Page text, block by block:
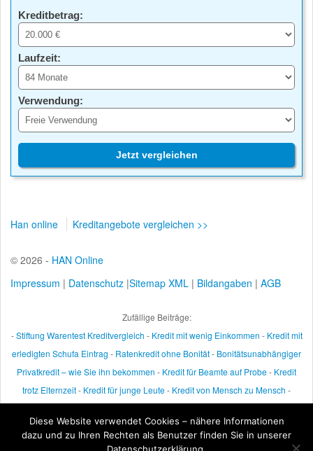
Kreditbetrag:
Laufzeit:
Verwendung:
Jetzt vergleichen
Han online Kreditangebote vergleichen >>
© 2026 - HAN Online
Impressum | Datenschutz |Sitemap XML | Bildangaben | AGB
Zufällige Beiträge:
-Stiftung Warentest Kreditvergleich - Kredit mit wenig Einkommen - Kredit mit
erledigten Schufa Eintrag - Ratenkredit ohne Bonität- Bonitätsunabhängiger
Privatkredit – wie Sie ihn bekommen - Kredit für Beamte auf Probe- Kredit
trotz Elternzeit- Kredit für junge Leute- Kredit von Mensch zu Mensch -
beliebt-Kredit trotz Mahnbescheid -Ratenkredit Dresdner Bank-Kredit trotz
Jahresvertrag - Kredit für Teilzeitarbeiter
Diese Website verwendet Cookies – nähere Informationen
dazu und zu Ihren Rechten als Benutzer finden Sie in unserer